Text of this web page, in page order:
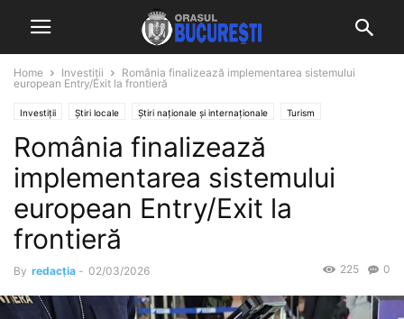
Home Investiții
România finalizează implementarea sistemului
european Entry/Exit la frontieră
Investiții Știri locale Știri naționale și internaționale Turism
România finalizează
implementarea sistemului
european Entry/Exit la
frontieră
By redacția - 02/03/2026 0
225